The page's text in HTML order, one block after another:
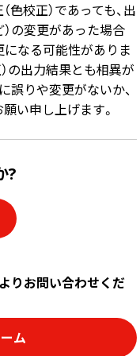
校正）であっても、出
の変更があった場合
になる可能性がありま
の出力結果とも相異が
誤りや変更がないか、
い申し上げます。
?
りお問い合わせくだ
ム